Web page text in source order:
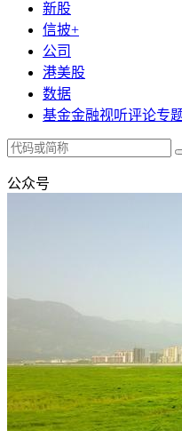
新股
信披+
公司
港美股
数据
基金金融视听评论专
公众号